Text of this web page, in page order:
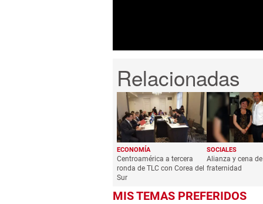
ECONOMÍA
Centroamérica a tercera
ronda de TLC con Corea del
Sur
SOCIALES
Alianza y cena de
fraternidad
MIS TEMAS PREFERIDOS